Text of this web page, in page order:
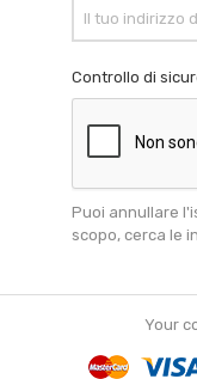
Controllo di
Puoi annullare
scopo, cerca le
Your